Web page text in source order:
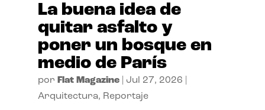
La buena idea de
quitar asfalto y
poner un bosque en
medio de París
por Flat Magazine| Jul 27, 2026
Arquitectura, Reportaje